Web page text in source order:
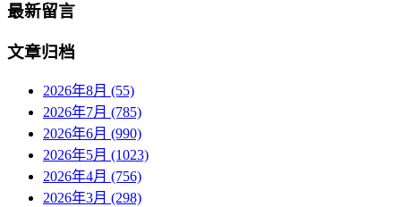
最新留言
文章归档
2026年8月 (55)
2026年7月 (785)
2026年6月 (990)
2026年5月 (1023)
2026年4月 (756)
2026年3月 (298)